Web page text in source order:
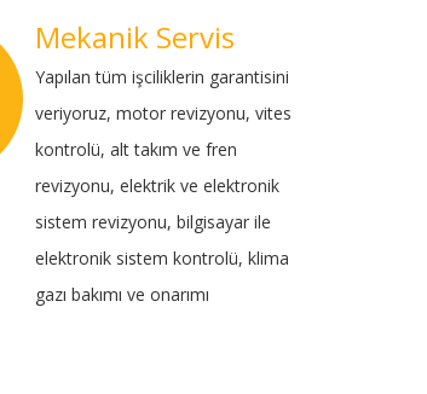
Mekanik Servis
Yapılan tüm işciliklerin garantisini
veriyoruz, motor revizyonu, vites
kontrolü, alt takım ve fren
revizyonu, elektrik ve elektronik
sistem revizyonu, bilgisayar ile
elektronik sistem kontrolü, klima
gazı bakımı ve onarımı